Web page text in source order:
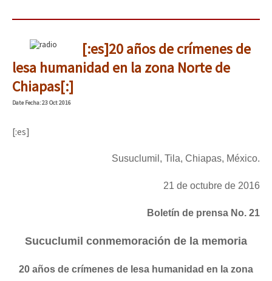
[:es]20 años de crímenes de
lesa humanidad en la zona Norte de
Chiapas[:]
DateFecha: 23 Oct 2016
[:es]
Susuclumil, Tila, Chiapas, México.
21 de octubre de 2016
Boletín de prensa No. 21
Sucuclumil conmemoración de la memoria
20 años de crímenes de lesa humanidad en la zona